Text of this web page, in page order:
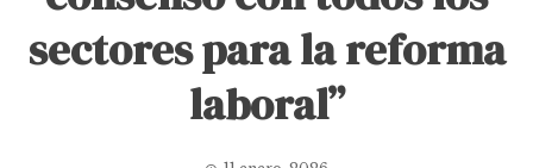
sectores para la reforma
laboral”